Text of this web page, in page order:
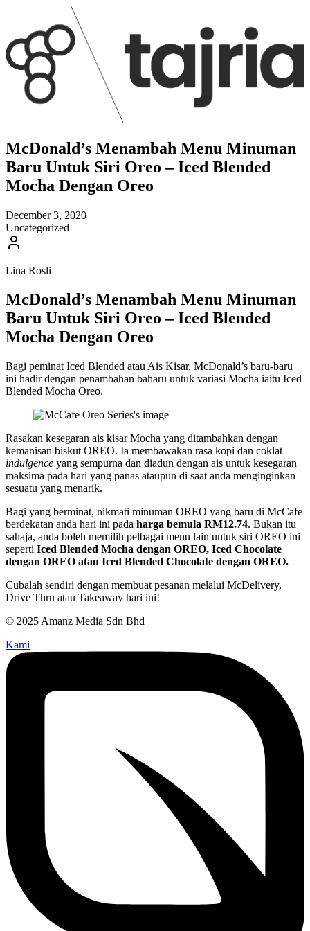
McDonald’s Menambah Menu Minuman
Baru Untuk Siri Oreo – Iced Blended
Mocha Dengan Oreo
December 3, 2020
Uncategorized
Lina Rosli
McDonald’s Menambah Menu Minuman
Baru Untuk Siri Oreo – Iced Blended
Mocha Dengan Oreo
Bagi peminat Iced Blended atau Ais Kisar, McDonald’s baru-baru
ini hadir dengan penambahan baharu untuk variasi Mocha iaitu Iced
Blended Mocha Oreo.
Rasakan kesegaran ais kisar Mocha yang ditambahkan dengan
kemanisan biskut OREO. Ia membawakan rasa kopi dan coklat
indulgence yang sempurna dan diadun dengan ais untuk kesegaran
maksima pada hari yang panas ataupun di saat anda menginginkan
sesuatu yang menarik.
Bagi yang berminat, nikmati minuman OREO yang baru di McCafe
berdekatan anda hari ini pada harga bemula RM12.74. Bukan itu
sahaja, anda boleh memilih pelbagai menu lain untuk siri OREO ini
seperti Iced Blended Mocha dengan OREO, Iced Chocolate
dengan OREO atau Iced Blended Chocolate dengan OREO.
Cubalah sendiri dengan membuat pesanan melalui McDelivery,
Drive Thru atau Takeaway hari ini!
© 2025 Amanz Media Sdn Bhd
Kami